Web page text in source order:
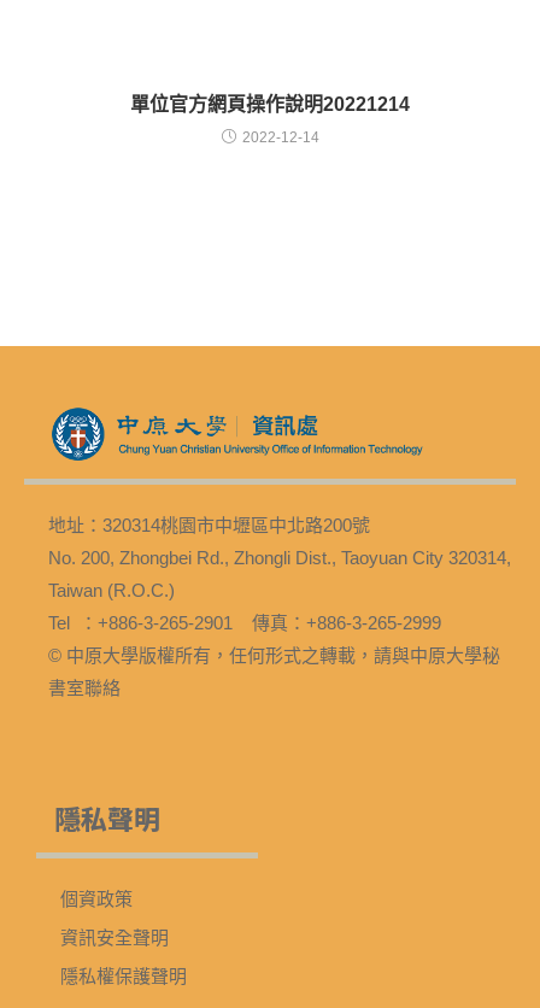
單位官方網頁操作說明20221214
2022-12-14
地址：320314桃園市中壢區中北路200號
No. 200, Zhongbei Rd., Zhongli Dist., Taoyuan City 320314,
Taiwan (R.O.C.)
Tel ：+886-3-265-2901 傳真：+886-3-265-2999
© 中原大學版權所有，任何形式之轉載，請與中原大學秘
書室聯絡
隱私聲明
個資政策
資訊安全聲明
隱私權保護聲明